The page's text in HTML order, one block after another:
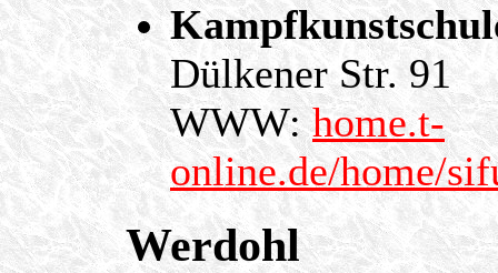
Dülkener Str. 91
WWW:home.t-
online.de/home/
Werdohl